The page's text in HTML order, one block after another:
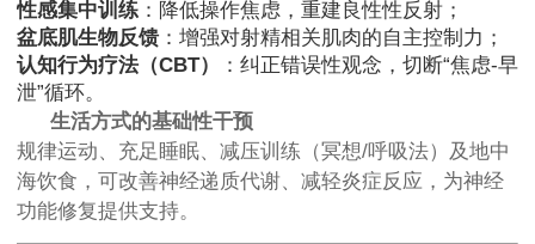
性感集中训练 ：降低操作焦虑，重建良性性反射；
盆底肌生物反馈：增强对射精相关肌肉的自主控制力；
认知行为疗法（CBT）
：纠正错误性观念，切断“焦虑-早
泄”循环。
生活方式的基础性干预
规律运动、充足睡眠、减压训练（冥想/呼吸法）及地中
海饮食，可改善神经递质代谢、减轻炎症反应，为神经
功能修复提供支持。